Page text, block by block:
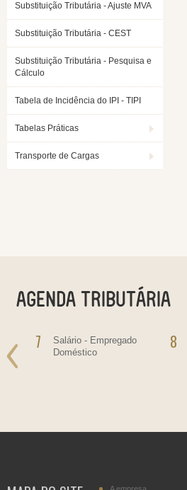
Substituição Tributária - Ajuste MVA
Substituição Tributária - CEST
Substituição Tributária - Pesquisa e
Cálculo
Tabela de Incidência do IPI - TIPI
Tabelas Práticas
Transporte de Cargas
7
Salário - Empregado
Doméstico
8